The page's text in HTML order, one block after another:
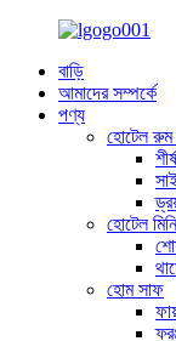
বাড়ি
আমাদের সম্পর্কে
পণ্য
হোটেল রুম
হোটেল
হোম সাফ